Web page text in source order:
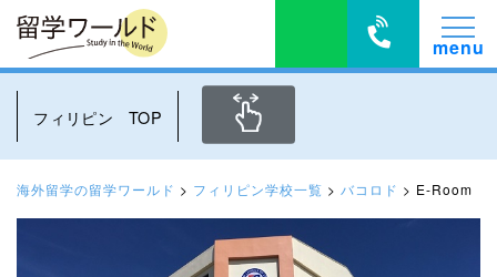
フィリピン TOP
海外留学の留学ワールド > フィリピン学校一覧 > バコロド > E-Room